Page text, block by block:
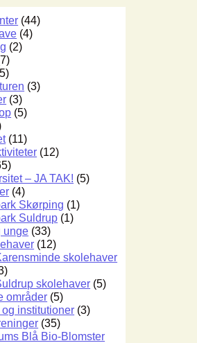
(44)
(4)
(2)
(3)
(3)
(5)
(11)
(12)
– JA TAK! (5)
(4)
Skørping (1)
Suldrup (1)
unge (33)
(12)
skolehaver
skolehaver (5)
områder (5)
og institutioner (3)
(35)
Blå Bio-Blomster